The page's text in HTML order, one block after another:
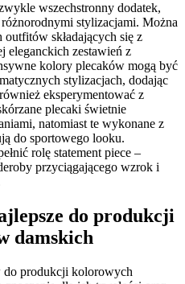
wszechstronny dodatek,
stylizacjami. Można
składających się z
eleganckich zestawień z
kolory plecaków mogą być
stylizacjach, dodając
eksperymentować z
plecaki świetnie
natomiast te wykonane z
do sportowego looku.
rolę statement piece –
przyciągającego wzrok i
do produkcji
damskich
do produkcji kolorowych